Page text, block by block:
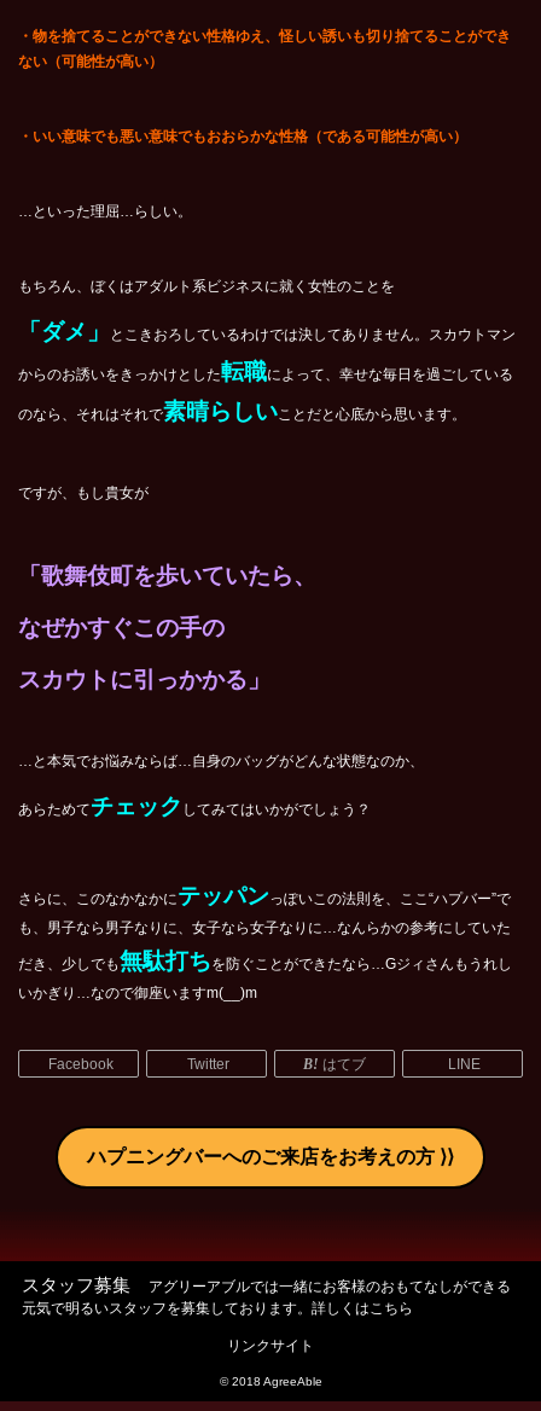
・物を捨てることができない性格ゆえ、怪しい誘いも切り捨てることができ
ない（可能性が高い）
・いい意味でも悪い意味でもおおらかな性格（である可能性が高い）
…といった理屈…らしい。
もちろん、ぼくはアダルト系ビジネスに就く女性のことを
「ダメ」 とこきおろしているわけでは決してありません。スカウトマン
からのお誘いをきっかけとした転職によって、幸せな毎日を過ごしている
のなら、それはそれで素晴らしいことだと心底から思います。
ですが、もし貴女が
「歌舞伎町を歩いていたら、
なぜかすぐこの手の
スカウトに引っかかる」
…と本気でお悩みならば…自身のバッグがどんな状態なのか、
あらためてチェック してみてはいかがでしょう？
さらに、このなかなかにテッパンっぽいこの法則を、ここ“ハプバー”で
も、男子なら男子なりに、女子なら女子なりに…なんらかの参考にしていた
だき、少しでも無駄打ちを防ぐことができたなら…Gジィさんもうれし
いかぎり…なので御座いますm(__)m
Facebook Twitter はてブ LINE
ハプニングバーへのご来店をお考えの方
スタッフ募集
アグリーアブルでは一緒にお客様のおもてなしができる
元気で明るいスタッフを募集しております。詳しくはこちら
リンクサイト
© 2018 AgreeAble